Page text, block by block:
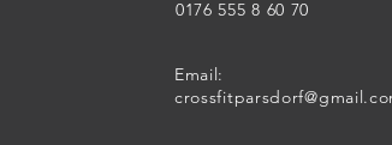
0176 555 8 60 70
Email: